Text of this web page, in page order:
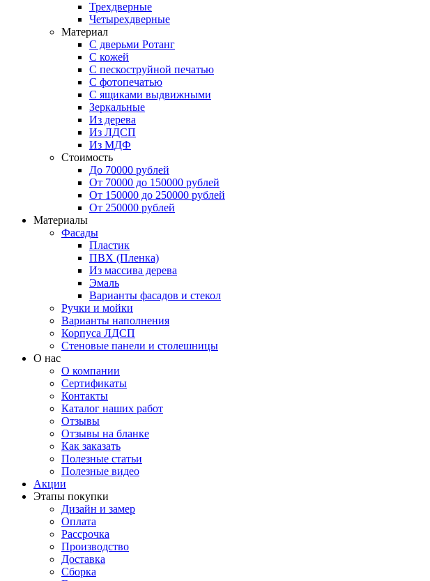
Трехдверные
Четырехдверные
Материал
C дверьми Ротанг
C кожей
C пескоструйной печатью
C фотопечатью
C ящиками выдвижными
Зеркальные
Из дерева
Из ЛДСП
Из МДФ
Стоимость
До 70000 рублей
От 70000 до 150000 рублей
От 150000 до 250000 рублей
От 250000 рублей
Материалы
Фасады
Пластик
ПВХ (Пленка)
Из массива дерева
Эмаль
Варианты фасадов и стекол
Ручки и мойки
Варианты наполнения
Корпуса ЛДСП
Стеновые панели и столешницы
О нас
О компании
Сертификаты
Контакты
Каталог наших работ
Отзывы
Отзывы на бланке
Как заказать
Полезные статьи
Полезные видео
Акции
Этапы покупки
Дизайн и замер
Оплата
Рассрочка
Производство
Доставка
Сборка